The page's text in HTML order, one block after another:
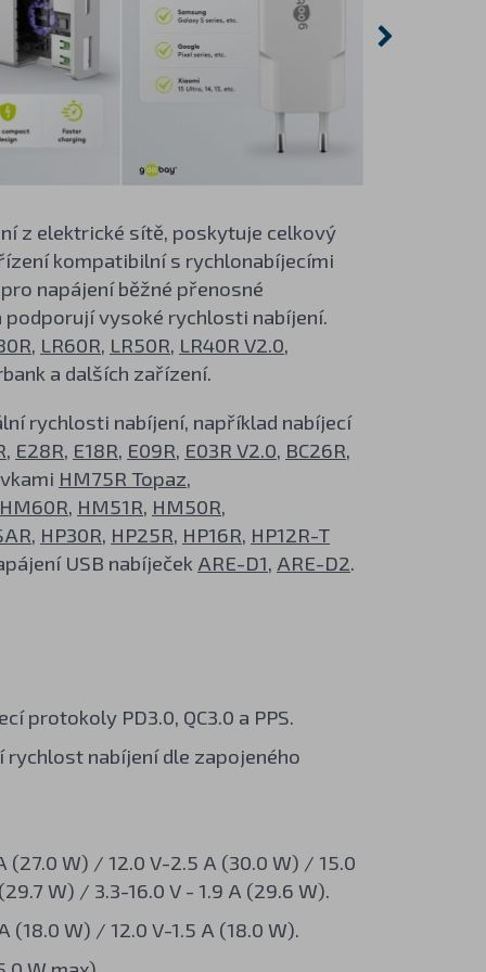
z elektrické sítě, poskytuje celkový
kompatibilní s rychlonabíjecími
napájení běžné přenosné
vysoké rychlosti nabíjení.
, LR60R, LR50R, LR40R V2.0,
a dalších zařízení.
rychlosti nabíjení, například nabíjecí
, E28R, E18R, E09R, E03R V2.0, BC26R,
HM75R Topaz,
HM60R, HM51R, HM50R,
, HP30R, HP25R, HP16R, HP12R-T
USB nabíječek ARE-D1, ARE-D2.
protokoly PD3.0, QC3.0 a PPS.
nabíjení dle zapojeného
(27.0 W) / 12.0 V-2.5 A (30.0 W) / 15.0
W) / 3.3-16.0 V - 1.9 A (29.6 W).
W) / 12.0 V-1.5 A (18.0 W).